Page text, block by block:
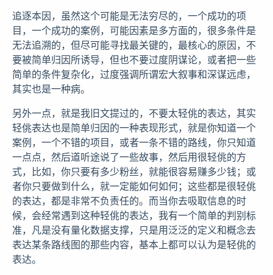
追逐本因，虽然这个可能是无法穷尽的，一个成功的项
目，一个成功的案例，可能因素是多方面的，很多条件是
无法追溯的，但尽可能寻找最关键的，最核心的原因，不
要被简单归因所诱导，但也不要过度阴谋论，或者把一些
简单的条件复杂化，过度强调所谓宏大叙事和深谋远虑，
其实也是一种病。
另外一点，就是我旧文提过的，不要太轻佻的表达，其实
轻佻表达也是简单归因的一种表现形式，就是你知道一个
案例，一个不错的项目，或者一条不错的路线，你只知道
一点点，然后道听途说了一些故事，然后用很轻佻的方
式，比如，你只要有多少粉丝，就能很容易赚多少钱；或
者你只要做到什么，就一定能如何如何；这些都是很轻佻
的表达，都是非常不负责任的。而当你去吸取信息的时
候，会经常遇到这种轻佻的表达，我有一个简单的判别标
准，凡是没有量化数据支撑，只是用泛泛的定义和概念去
表达某条路线图的那些内容，基本上都可以认为是轻佻的
表达。